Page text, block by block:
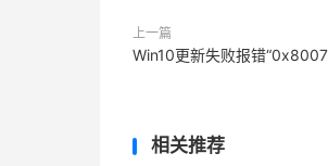
上一篇
Win10更新失败报错
相关推荐